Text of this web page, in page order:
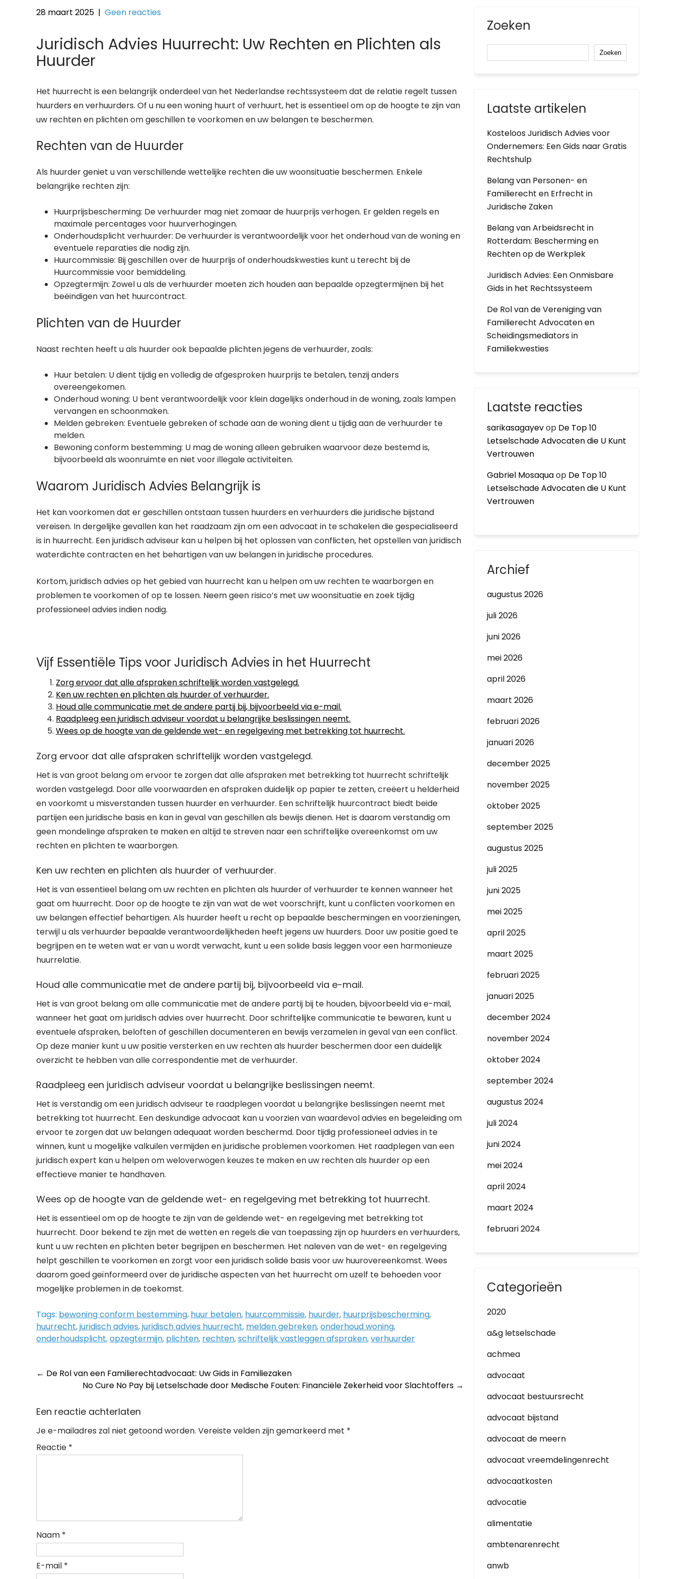
28 maart 2025 | Geen reacties
Juridisch Advies Huurrecht: Uw Rechten en Plichten als
Huurder
Het huurrecht is een belangrijk onderdeel van het Nederlandse rechtssysteem dat de relatie regelt tussen
huurders en verhuurders. Of u nu een woning huurt of verhuurt, het is essentieel om op de hoogte te zijn van
uw rechten en plichten om geschillen te voorkomen en uw belangen te beschermen.
Rechten van de Huurder
Als huurder geniet u van verschillende wettelijke rechten die uw woonsituatie beschermen. Enkele
belangrijke rechten zijn:
Huurprijsbescherming: De verhuurder mag niet zomaar de huurprijs verhogen. Er gelden regels en
maximale percentages voor huurverhogingen.
Onderhoudsplicht verhuurder: De verhuurder is verantwoordelijk voor het onderhoud van de woning en
eventuele reparaties die nodig zijn.
Huurcommissie: Bij geschillen over de huurprijs of onderhoudskwesties kunt u terecht bij de
Huurcommissie voor bemiddeling.
Opzegtermijn: Zowel u als de verhuurder moeten zich houden aan bepaalde opzegtermijnen bij het
beëindigen van het huurcontract.
Plichten van de Huurder
Naast rechten heeft u als huurder ook bepaalde plichten jegens de verhuurder, zoals:
Huur betalen: U dient tijdig en volledig de afgesproken huurprijs te betalen, tenzij anders
overeengekomen.
Onderhoud woning: U bent verantwoordelijk voor klein dagelijks onderhoud in de woning, zoals lampen
vervangen en schoonmaken.
Melden gebreken: Eventuele gebreken of schade aan de woning dient u tijdig aan de verhuurder te
melden.
Bewoning conform bestemming: U mag de woning alleen gebruiken waarvoor deze bestemd is,
bijvoorbeeld als woonruimte en niet voor illegale activiteiten.
Waarom Juridisch Advies Belangrijk is
Het kan voorkomen dat er geschillen ontstaan tussen huurders en verhuurders die juridische bijstand
vereisen. In dergelijke gevallen kan het raadzaam zijn om een advocaat in te schakelen die gespecialiseerd
is in huurrecht. Een juridisch adviseur kan u helpen bij het oplossen van conflicten, het opstellen van juridisch
waterdichte contracten en het behartigen van uw belangen in juridische procedures.
Kortom, juridisch advies op het gebied van huurrecht kan u helpen om uw rechten te waarborgen en
problemen te voorkomen of op te lossen. Neem geen risico’s met uw woonsituatie en zoek tijdig
professioneel advies indien nodig.
Vijf Essentiële Tips voor Juridisch Advies in het Huurrecht
Zorg ervoor dat alle afspraken schriftelijk worden vastgelegd.
Ken uw rechten en plichten als huurder of verhuurder.
Houd alle communicatie met de andere partij bij, bijvoorbeeld via e-mail.
Raadpleeg een juridisch adviseur voordat u belangrijke beslissingen neemt.
Wees op de hoogte van de geldende wet- en regelgeving met betrekking tot huurrecht.
Zorg ervoor dat alle afspraken schriftelijk worden vastgelegd.
Het is van groot belang om ervoor te zorgen dat alle afspraken met betrekking tot huurrecht schriftelijk
worden vastgelegd. Door alle voorwaarden en afspraken duidelijk op papier te zetten, creëert u helderheid
en voorkomt u misverstanden tussen huurder en verhuurder. Een schriftelijk huurcontract biedt beide
partijen een juridische basis en kan in geval van geschillen als bewijs dienen. Het is daarom verstandig om
geen mondelinge afspraken te maken en altijd te streven naar een schriftelijke overeenkomst om uw
rechten en plichten te waarborgen.
Ken uw rechten en plichten als huurder of verhuurder.
Het is van essentieel belang om uw rechten en plichten als huurder of verhuurder te kennen wanneer het
gaat om huurrecht. Door op de hoogte te zijn van wat de wet voorschrijft, kunt u conflicten voorkomen en
uw belangen effectief behartigen. Als huurder heeft u recht op bepaalde beschermingen en voorzieningen,
terwijl u als verhuurder bepaalde verantwoordelijkheden heeft jegens uw huurders. Door uw positie goed te
begrijpen en te weten wat er van u wordt verwacht, kunt u een solide basis leggen voor een harmonieuze
huurrelatie.
Houd alle communicatie met de andere partij bij, bijvoorbeeld via e-mail.
Het is van groot belang om alle communicatie met de andere partij bij te houden, bijvoorbeeld via e-mail,
wanneer het gaat om juridisch advies over huurrecht. Door schriftelijke communicatie te bewaren, kunt u
eventuele afspraken, beloften of geschillen documenteren en bewijs verzamelen in geval van een conflict.
Op deze manier kunt u uw positie versterken en uw rechten als huurder beschermen door een duidelijk
overzicht te hebben van alle correspondentie met de verhuurder.
Raadpleeg een juridisch adviseur voordat u belangrijke beslissingen neemt.
Het is verstandig om een juridisch adviseur te raadplegen voordat u belangrijke beslissingen neemt met
betrekking tot huurrecht. Een deskundige advocaat kan u voorzien van waardevol advies en begeleiding om
ervoor te zorgen dat uw belangen adequaat worden beschermd. Door tijdig professioneel advies in te
winnen, kunt u mogelijke valkuilen vermijden en juridische problemen voorkomen. Het raadplegen van een
juridisch expert kan u helpen om weloverwogen keuzes te maken en uw rechten als huurder op een
effectieve manier te handhaven.
Wees op de hoogte van de geldende wet- en regelgeving met betrekking tot huurrecht.
Het is essentieel om op de hoogte te zijn van de geldende wet- en regelgeving met betrekking tot
huurrecht. Door bekend te zijn met de wetten en regels die van toepassing zijn op huurders en verhuurders,
kunt u uw rechten en plichten beter begrijpen en beschermen. Het naleven van de wet- en regelgeving
helpt geschillen te voorkomen en zorgt voor een juridisch solide basis voor uw huurovereenkomst. Wees
daarom goed geïnformeerd over de juridische aspecten van het huurrecht om uzelf te behoeden voor
mogelijke problemen in de toekomst.
Tags: bewoning conform bestemming, huur betalen, huurcommissie, huurder, huurprijsbescherming,
huurrecht,juridisch advies,juridisch advies huurrecht, melden gebreken,onderhoud woning,
onderhoudsplicht,opzegtermijn, plichten, rechten,schriftelijk vastleggen afspraken,verhuurder
Post
navigation
← De Rol van een Familierechtadvocaat: Uw Gids in Familiezaken
No Cure No Pay bij Letselschade door Medische Fouten: Financiële Zekerheid voor Slachtoffers →
Een reactie achterlaten
Je e-mailadres zal niet getoond worden. Vereiste velden zijn gemarkeerd met *
Reactie *
Naam *
E-mail *
Zoeken
Zoeken
Laatste artikelen
Kosteloos Juridisch Advies voor
Ondernemers: Een Gids naar Gratis
Rechtshulp
Belang van Personen- en
Familierecht en Erfrecht in
Juridische Zaken
Belang van Arbeidsrecht in
Rotterdam: Bescherming en
Rechten op de Werkplek
Juridisch Advies: Een Onmisbare
Gids in het Rechtssysteem
De Rol van de Vereniging van
Familierecht Advocaten en
Scheidingsmediators in
Familiekwesties
Laatste reacties
sarikasagayevop De Top 10
Letselschade Advocaten die U Kunt
Vertrouwen
Gabriel Mosaquaop De Top 10
Letselschade Advocaten die U Kunt
Vertrouwen
Archief
augustus 2026
juli 2026
juni 2026
mei 2026
april 2026
maart 2026
februari 2026
januari 2026
december 2025
november 2025
oktober 2025
september 2025
augustus 2025
juli 2025
juni 2025
mei 2025
april 2025
maart 2025
februari 2025
januari 2025
december 2024
november 2024
oktober 2024
september 2024
augustus 2024
juli 2024
juni 2024
mei 2024
april 2024
maart 2024
februari 2024
Categorieën
2020
a&g letselschade
achmea
advocaat
advocaat bestuursrecht
advocaat bijstand
advocaat de meern
advocaat vreemdelingenrecht
advocaatkosten
advocatie
alimentatie
ambtenarenrecht
anwb